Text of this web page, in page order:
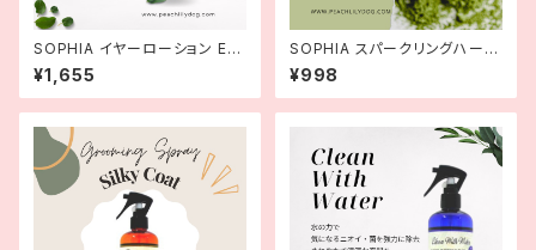
SOPHIA イヤーローション Ear
Lotion 200ml
¥1,655
SOPHIA スパークリングハーブ
クレイ 100g
¥998